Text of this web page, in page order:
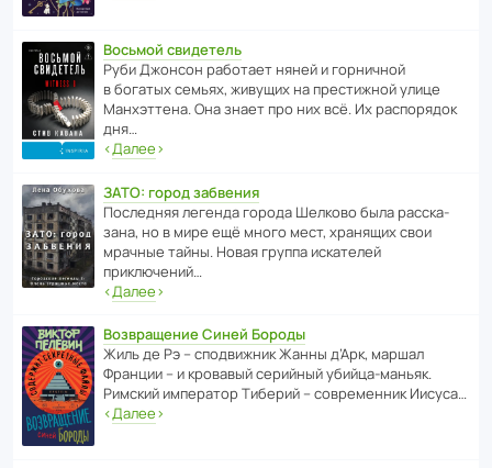
Восьмой свидетель
Руби Джонсон рабо­тает няней и горни­чной
в богатых семьях, живущих на прес­ти­жной улице
Манх­эт­тена. Она знает про них всё. Их распо­рядок
дня…
‹Далее›
ЗАТО: город забвения
После­дняя легенда города Шелково была расска­
зана, но в мире ещё много мест, хранящих свои
мрачные тайны. Новая группа иска­телей
приключений…
‹Далее›
Возвращение Синей Бороды
Жиль де Рэ – спод­ви­жник Жанны д’Арк, маршал
Франции – и кровавый серийный убийца-маньяк.
Римский импе­ратор Тиберий – совре­менник Иисуса…
‹Далее›